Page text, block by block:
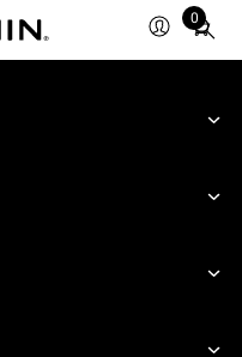
0
Total
items
cart: